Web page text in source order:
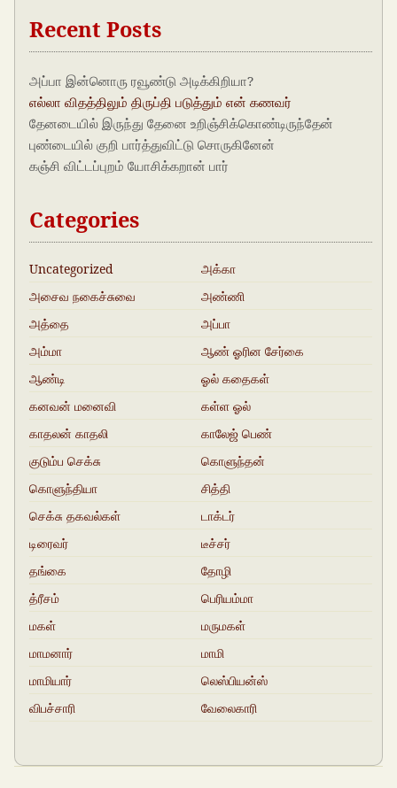
Recent Posts
அப்பா இன்னொரு ரவூண்டு அடிக்கிறியா?
எல்லா விதத்திலும் திருப்தி படுத்தும் என் கணவர்
தேனடையில் இருந்து தேனை உறிஞ்சிக்கொண்டிருந்தேன்
புண்டையில் குறி பார்த்துவிட்டு சொருகினேன்
கஞ்சி விட்டப்புறம் யோசிக்கறான் பார்
Categories
Uncategorized
அக்கா
அசைவ நகைச்சுவை
அண்ணி
அத்தை
அப்பா
அம்மா
ஆண் ஓரின சேர்கை
கதை
ஆண்டி
ஓல் கதைகள்
கனவன் மனைவி
கள்ள ஓல்
காதலன் காதலி
காலேஜ் பெண்
குடும்ப செக்சு
கதைகள்
கொளுந்தன்
கொளுந்தியா
சித்தி
செக்சு தகவல்கள்
டாக்டர்
டிரைவர்
டீச்சர்
தங்கை
தோழி
த்ரீசம்
பெரியம்மா
மகள்
மருமகள்
மாமனார்‍‍
மாமி
மாமியார்
லெஸ்பியன்ஸ்
விபச்சாரி
வேலைகாரி